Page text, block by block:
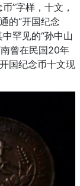
”字样，十文，
的“开国纪念
罕见的“孙中山
曾在民国20年
国纪念币十文现